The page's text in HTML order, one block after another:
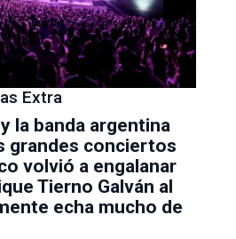
Extra
la banda argentina
grandes conciertos
volvió a engalanar
Tierno Galván al
echa mucho de